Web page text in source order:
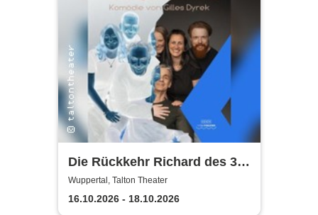
Die Rückkehr Richard des 3.
mit dem Zug
Wuppertal, Talton Theater
16.10.2026 - 18.10.2026